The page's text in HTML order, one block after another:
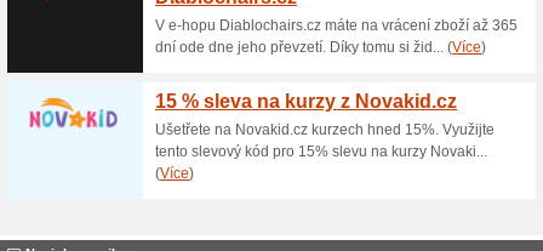
rámci celého kurzu se
gramatických cvičení.
pohodlí domova. Konzultace
Janou Schön zdarma. Kód